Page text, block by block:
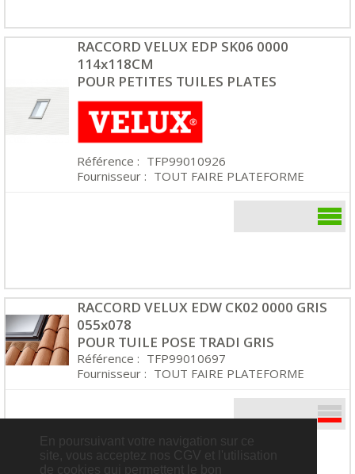
En poursuivant votre navigation sur ce
site, vous acceptez nos CGV et l'utilisation
de cookies qui permettent le bon
RACCORD VELUX EDP SK06 0000
114x118CM
POUR PETITES TUILES PLATES
Référence : TFP99010926
Fournisseur : TOUT FAIRE PLATEFORME
RACCORD VELUX EDW CK02 0000 GRIS
055x078
POUR TUILE POSE TRADI GRIS
Référence : TFP99010697
Fournisseur : TOUT FAIRE PLATEFORME